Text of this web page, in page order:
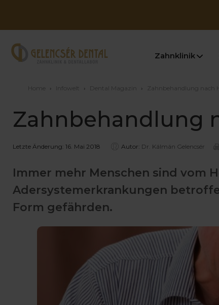
Zahnklinik
Home › Infowelt › Dental Magazin › Zahnbehandlung nach
Zahnbehandlung
Letzte Änderung: 16. Mai 2018 Autor: Dr. Kálmán Gelencsér
Immer mehr Menschen sind vom
Adersystemerkrankungen
Form gefährden.